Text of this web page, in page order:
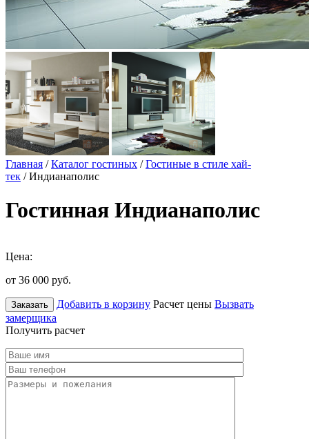
Главная /Каталог гостиных /Гостиные в стиле хай-
тек / Индианаполис
Гостинная Индианаполис
Цена:
от 36 000 руб.
Заказать Добавить в корзину Расчет цены Вызвать
замерщика
Получить расчет